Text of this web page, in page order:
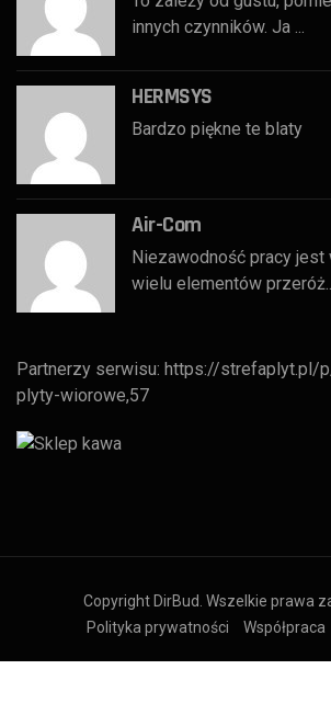
innych czynników. Ja ...
HERMSYS
Bardzo piękne te blaty
Air-Com
Niezawodność pracy
wielu elementów przeróż...
Partnerzy serwisu: https://strefaplyt.pl/
plyty-wiorowe,57
Copyright DirBud. Wszelkie prawa
Polityka prywatności
Współpraca